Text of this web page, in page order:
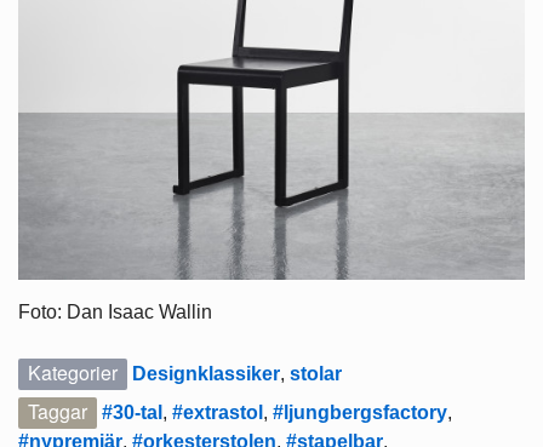
Foto: Dan Isaac Wallin
Kategorier Designklassiker, stolar
Taggar #30-tal , #extrastol , #ljungbergsfactory,
#nypremiär, #orkesterstolen, #stapelbar,